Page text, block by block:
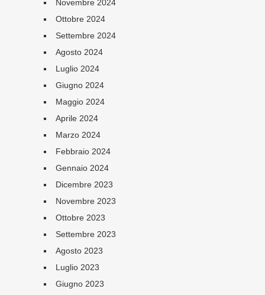
Novembre 2024
Ottobre 2024
Settembre 2024
Agosto 2024
Luglio 2024
Giugno 2024
Maggio 2024
Aprile 2024
Marzo 2024
Febbraio 2024
Gennaio 2024
Dicembre 2023
Novembre 2023
Ottobre 2023
Settembre 2023
Agosto 2023
Luglio 2023
Giugno 2023